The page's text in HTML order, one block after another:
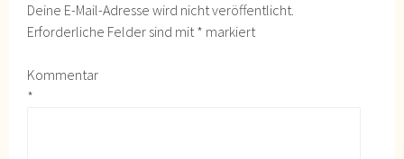
Deine E-Mail-Adresse wird nicht veröffentlicht.
Erforderliche Felder sind mit* markiert
Kommentar
*